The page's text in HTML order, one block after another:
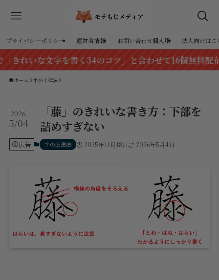
プライバシーポリシー 運営者情報 お問い合わせ個人用 法人向けはこ
字を書く34のコツ」と合わせて16個無料配布！
ホーム 字の上達法
「藤」のきれいな書き方：下部を
詰めすぎない
2026
5/04
広告 字の上達法 2025年11月18日 2026年5月4日